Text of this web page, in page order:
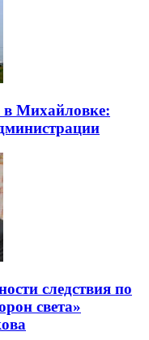
Михайловке:
следствия по
света»